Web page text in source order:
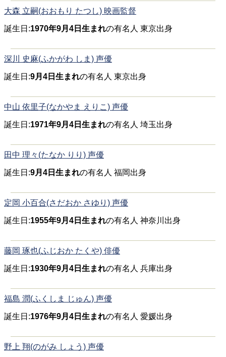
大森 立嗣(おおもり たつし) 映画監督
誕生日:1970年9月4日生まれの有名人 東京出身
深川 史麻(ふかがわ しま) 声優
誕生日:9月4日生まれの有名人 東京出身
中山 依里子(なかやま えりこ) 声優
誕生日:1971年9月4日生まれの有名人 埼玉出身
田中 理々(たなか りり) 声優
誕生日:9月4日生まれの有名人 福岡出身
定岡 小百合(さだおか さゆり) 声優
誕生日:1955年9月4日生まれの有名人 神奈川出身
藤岡 琢也(ふじおか たくや) 俳優
誕生日:1930年9月4日生まれの有名人 兵庫出身
福島 潤(ふくしま じゅん) 声優
誕生日:1976年9月4日生まれの有名人 愛媛出身
野上 翔(のがみ しょう) 声優